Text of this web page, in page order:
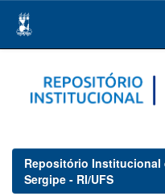
navigation
Repositório Institucional
Sergipe - RI/UFS